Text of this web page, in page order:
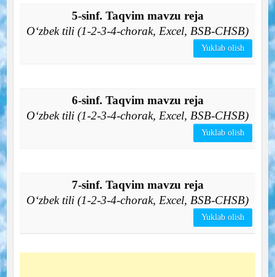
5-sinf. Taqvim mavzu reja
O‘zbek tili (1-2-3-4-chorak, Excel, BSB-CHSB)
Yuklab olish
6-sinf. Taqvim mavzu reja
O‘zbek tili (1-2-3-4-chorak, Excel, BSB-CHSB)
Yuklab olish
7-sinf. Taqvim mavzu reja
O‘zbek tili (1-2-3-4-chorak, Excel, BSB-CHSB)
Yuklab olish